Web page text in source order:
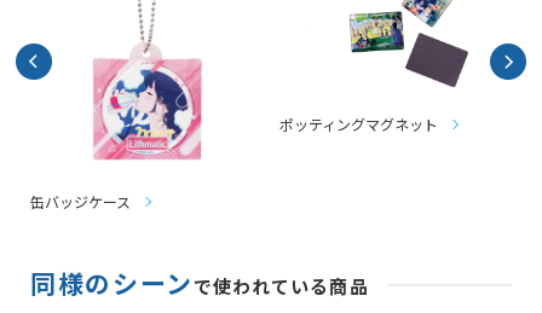
缶バッジケース
ポッティングマグネット
同様のシーンで使われている商品